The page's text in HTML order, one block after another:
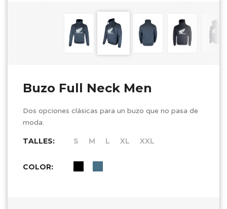
Buzo Full Neck Men
Dos opciones clásicas para un buzo que no pasa de
moda.
TALLES: S M L XL XXL
COLOR: